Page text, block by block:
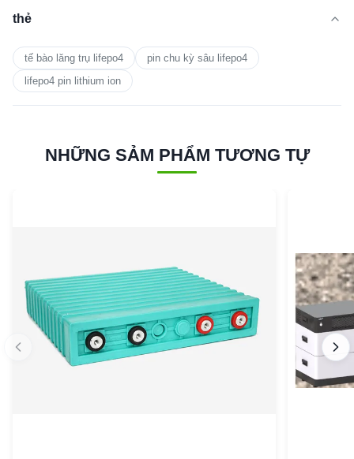
thẻ
tế bào lăng trụ lifepo4
pin chu kỳ sâu lifepo4
lifepo4 pin lithium ion
NHỮNG SẢM PHẨM TƯƠNG TỰ